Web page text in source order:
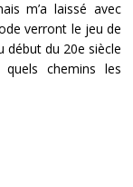
m’a laissé avec
verront le jeu de
du 20e siècle
chemins les